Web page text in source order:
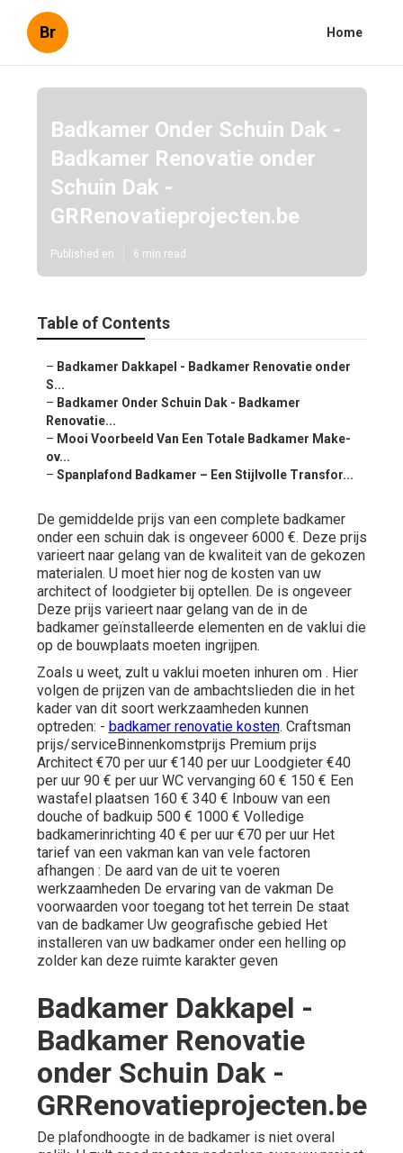
Br Home
Badkamer Onder Schuin Dak -
Badkamer Renovatie onder
Schuin Dak -
GRRenovatieprojecten.be
Published en 6 min read
Table of Contents
– Badkamer Dakkapel - Badkamer Renovatie onder
S...
– Badkamer Onder Schuin Dak - Badkamer
Renovatie...
– Mooi Voorbeeld Van Een Totale Badkamer Make-
ov...
– Spanplafond Badkamer – Een Stijlvolle Transfor...
De gemiddelde prijs van een complete badkamer
onder een schuin dak is ongeveer 6000 €. Deze prijs
varieert naar gelang van de kwaliteit van de gekozen
materialen. U moet hier nog de kosten van uw
architect of loodgieter bij optellen. De is ongeveer
Deze prijs varieert naar gelang van de in de
badkamer geïnstalleerde elementen en de vaklui die
op de bouwplaats moeten ingrijpen.
Zoals u weet, zult u vaklui moeten inhuren om . Hier
volgen de prijzen van de ambachtslieden die in het
kader van dit soort werkzaamheden kunnen
optreden: - badkamer renovatie kosten. Craftsman
prijs/serviceBinnenkomstprijs Premium prijs
Architect €70 per uur €140 per uur Loodgieter €40
per uur 90 € per uur WC vervanging 60 € 150 € Een
wastafel plaatsen 160 € 340 € Inbouw van een
douche of badkuip 500 € 1000 € Volledige
badkamerinrichting 40 € per uur €70 per uur Het
tarief van een vakman kan van vele factoren
afhangen : De aard van de uit te voeren
werkzaamheden De ervaring van de vakman De
voorwaarden voor toegang tot het terrein De staat
van de badkamer Uw geografische gebied Het
installeren van uw badkamer onder een helling op
zolder kan deze ruimte karakter geven
Badkamer Dakkapel -
Badkamer Renovatie
onder Schuin Dak -
GRRenovatieprojecten.be
De plafondhoogte in de badkamer is niet overal